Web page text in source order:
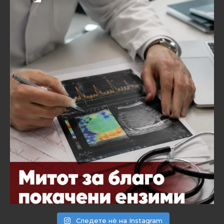
Следете нѐ на Instagram